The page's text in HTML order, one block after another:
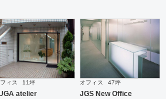
ィス 11坪
atelier
オフィス 47坪
JGS New Office